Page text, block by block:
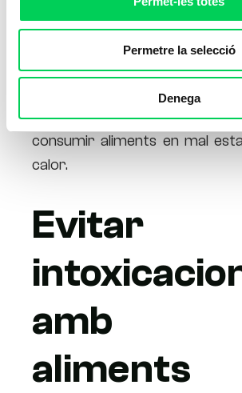
Permetre la selecció
Denega
En qualsevol moment de
intoxicació alimentària
els casos es multipliquen, ja
consumir aliments en mal
calor.
Evitar
amb
aliments